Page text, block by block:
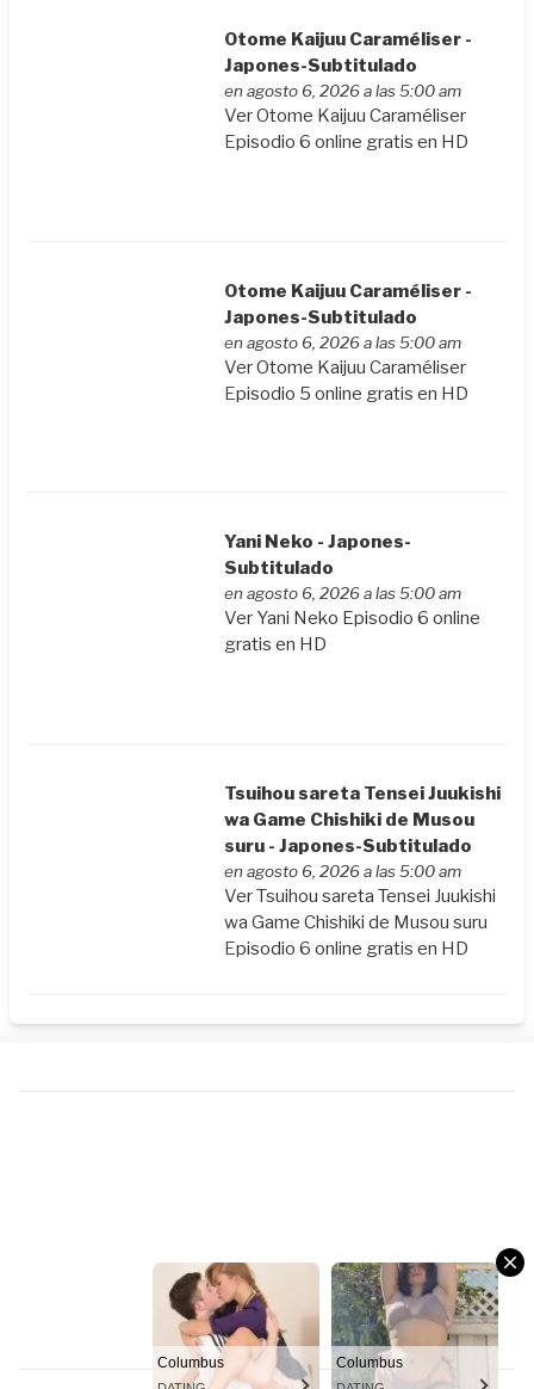
Columbus
DATING
Columbus
DATING
Otome Kaijuu Caraméliser -
Japones-Subtitulado
en agosto 6, 2026 a las 5:00 am
Ver Otome Kaijuu Caraméliser
Episodio 6 online gratis en HD
Otome Kaijuu Caraméliser -
Japones-Subtitulado
en agosto 6, 2026 a las 5:00 am
Ver Otome Kaijuu Caraméliser
Episodio 5 online gratis en HD
Yani Neko - Japones-
Subtitulado
en agosto 6, 2026 a las 5:00 am
Ver Yani Neko Episodio 6 online
gratis en HD
Tsuihou sareta Tensei Juukishi
wa Game Chishiki de Musou
suru - Japones-Subtitulado
en agosto 6, 2026 a las 5:00 am
Ver Tsuihou sareta Tensei Juukishi
wa Game Chishiki de Musou suru
Episodio 6 online gratis en HD